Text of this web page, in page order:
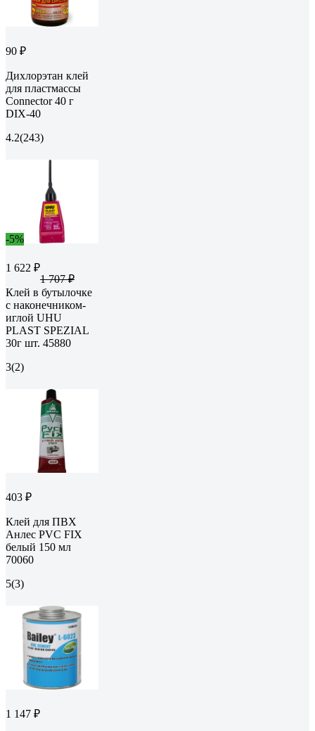
90 ₽
Дихлорэтан клей
для пластмассы
Connector 40 г
DIX-40
4.2(243)
-5%
1 622 ₽
1 707 ₽
Клей в бутылочке
с наконечником-
иглой UHU
PLAST SPEZIAL
30г шт. 45880
3(2)
403 ₽
Клей для ПВХ
Анлес PVC FIX
белый 150 мл
70060
5(3)
1 147 ₽